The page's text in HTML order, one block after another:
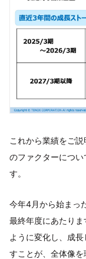
これから業績をご
のファクターにつ
す。
今年4月から始まっ
最終年度にあたり
ように変化し、成
すことが、全体像